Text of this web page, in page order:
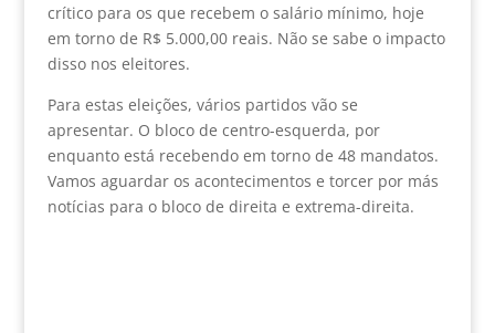
crítico para os que recebem o salário mínimo, hoje
em torno de R$ 5.000,00 reais. Não se sabe o impacto
disso nos eleitores.
Para estas eleições, vários partidos vão se
apresentar. O bloco de centro-esquerda, por
enquanto está recebendo em torno de 48 mandatos.
Vamos aguardar os acontecimentos e torcer por más
notícias para o bloco de direita e extrema-direita.